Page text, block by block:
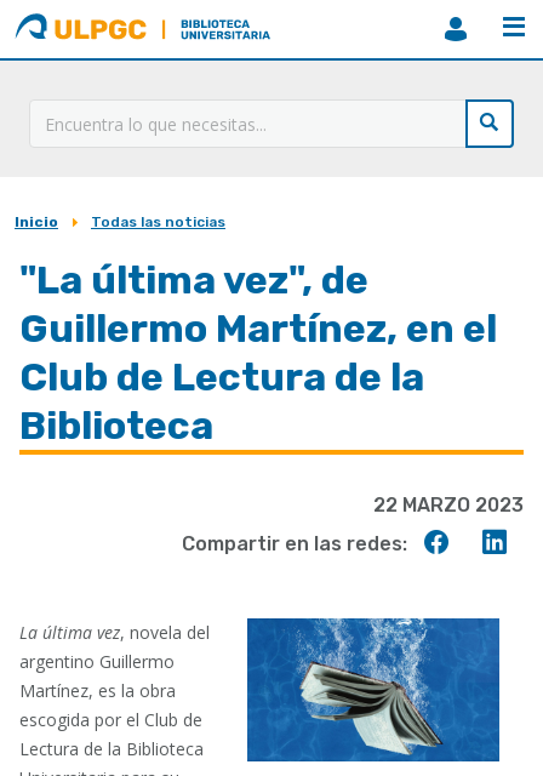
ULPGC
Biblioteca
ULPGC
Sobrescribir
enlaces
de
ayuda
a
la
Inicio Todas las noticias
"La última vez", de
Guillermo Martínez, en el
Club de Lectura de la
Biblioteca
22 MARZO 2023
Compartir en las redes:
La última vez, novela del
argentino Guillermo
Martínez, es la obra
escogida por el Club de
Lectura de la Biblioteca